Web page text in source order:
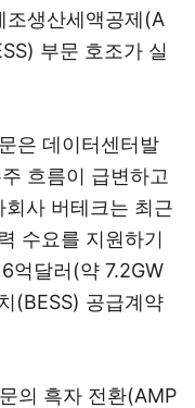
조생산세액공제(A
부문 호조가 실
은 데이터센터발
흐름이 급변하고
사 버테크는 최근
수요를 지원하기
억달러(약 7.2GW
(BESS) 공급계약
의 흑자 전환(AMP